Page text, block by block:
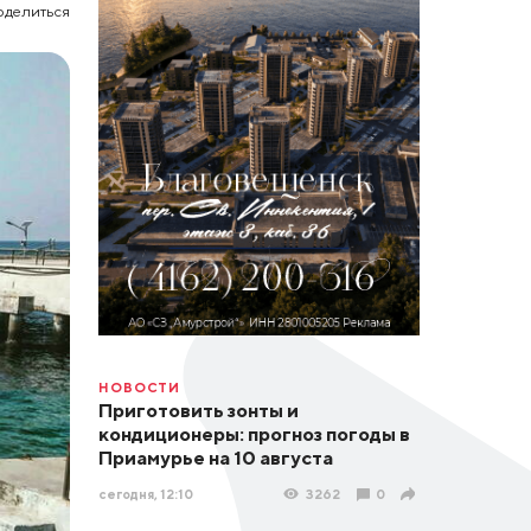
НОВОСТИ
Приготовить зонты и
кондиционеры: прогноз погоды в
Приамурье на 10 августа
сегодня, 12:10 3262 0